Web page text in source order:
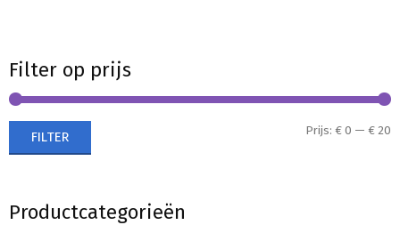
Filter op prijs
FILTER Prijs: € 0 — € 20
Productcategorieën